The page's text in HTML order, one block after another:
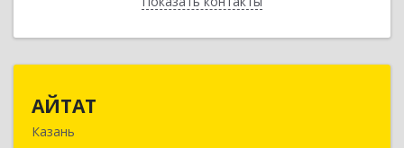
АЙТАТ
Казань